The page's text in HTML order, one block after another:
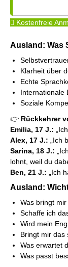
Kostenfreie
Ausland: Was
Klarheit über
Echte
Internationale
Soziale
👉 Rückkehrer
Emilia, 17 J.:
Alex, 17 J.: „Ich
Sarina, 18 J.:
lohnt, weil du
Ben, 21 J.: „Ich
Ausland:
Was bringt
Schaffe ich
Wird mein
Bringt mir das
Was erwartet
Was passt